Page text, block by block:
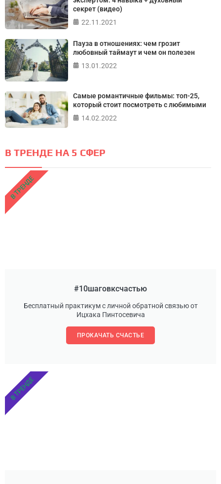
секрет (видео)
22.11.2021
Пауза в отношениях: чем грозит
любовный таймаут и чем он полезен
13.01.2022
Самые романтичные фильмы: топ-25,
который стоит посмотреть с любимыми
14.02.2022
В ТРЕНДЕ НА 5 СФЕР
#10шаговксчастью
Бесплатный практикум с личной обратной связью от
Ицхака Пинтосевича
ПРОКАЧАТЬ СЧАСТЬЕ
В ТРЕНДЕ
В ТРЕНДЕ